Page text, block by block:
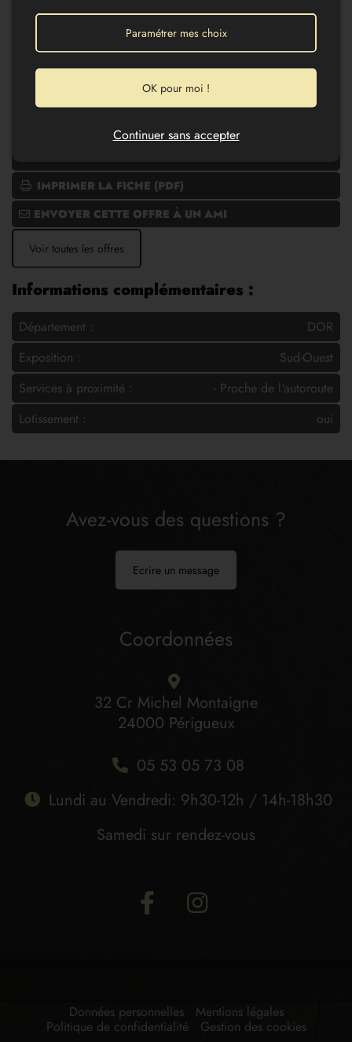
Numéro mandat
170
Surface habitable
1503 m²
Surface du terrain
1503
CONTACTEZ-NOUS AU
05 53 05 73 08
IMPRIMER LA FICHE (PDF)
ENVOYER CETTE OFFRE À UN AMI
Voir toutes les offres
Informations complémentaires :
Département :
DOR
Exposition :
Sud-Ouest
Services à proximité :
- Proche de l'autoroute
Lotissement :
oui
Avez-vous des questions ?
Ecrire un message
Coordonnées
32 Cr Michel Montaigne
24000 Périgueux
05 53 05 73 08
Lundi au Vendredi: 9h30-12h / 14h-18h30
Samedi sur rendez-vous
Données personnelles
Mentions légales
Politique de confidentialité
Gestion des cookies
Paramétrer mes choix
OK pour moi !
Continuer sans accepter